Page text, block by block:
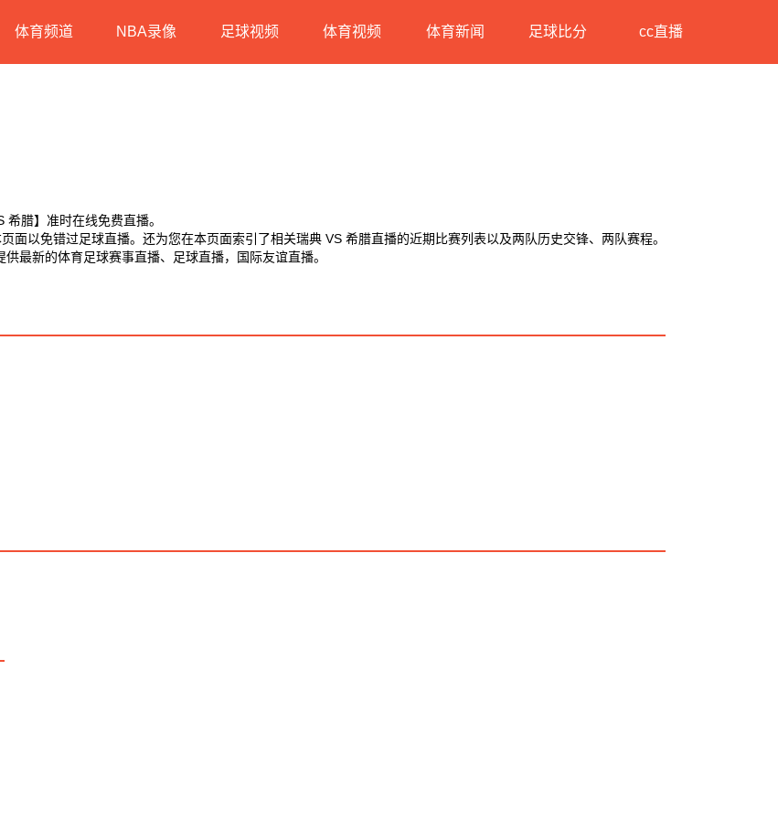
体育频道 NBA录像 足球视频 体育视频 体育新闻 足球比分 cc直播
腊】准时在线免费直播。
以免错过足球直播。还为您在本页面索引了相关瑞典 VS 希腊直播的近期比赛列表以及两队历史交锋、两队赛程。
最新的体育足球赛事直播、足球直播，国际友谊直播。